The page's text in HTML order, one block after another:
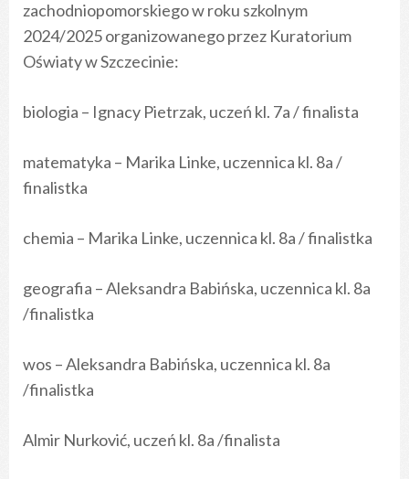
zachodniopomorskiego w roku szkolnym
2024/2025 organizowanego przez Kuratorium
Oświaty w Szczecinie:
biologia – Ignacy Pietrzak, uczeń kl. 7a / finalista
matematyka – Marika Linke, uczennica kl. 8a /
finalistka
chemia – Marika Linke, uczennica kl. 8a / finalistka
geografia – Aleksandra Babińska, uczennica kl. 8a
/finalistka
wos – Aleksandra Babińska, uczennica kl. 8a
/finalistka
Almir Nurković, uczeń kl. 8a /finalista